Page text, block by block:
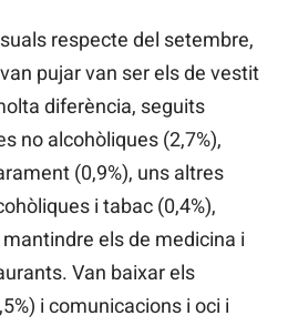
respecte del setembre,
pujar van ser els de vestit
diferència, seguits
no alcohòliques (2,7%),
(0,9%), uns altres
i tabac (0,4%),
els de medicina i
Van baixar els
i comunicacions i oci i